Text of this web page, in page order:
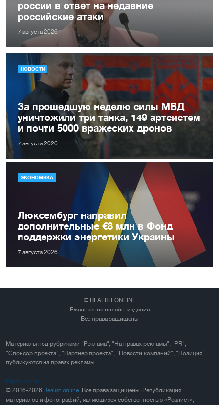
россии в ответ на недавние
российские атаки
7 августа 2026
НОВОСТИ
За прошедшую неделю силы МВД
уничтожили три танка, 149 артсистем
и почти 5000 вражеских дронов
7 августа 2026
ЭКОНОМИКА
Люксембург направил
дополнительные €8 млн в Фонд
поддержки энергетики Украины
7 августа 2026
© REALIST.ONLINE
Ежедневное онлайн-издание
Все права защищены
Материалы под рубриками "Реклама", "На правах рекламы", "PR",
"Спонсор проекта", "Партнер проекта", "Новости компаний", "Позиция"
публикуются на правах рекламы
Карта сайта
© 2016-2026 Realist.online. Все права защищены. Републикация
материалов и фотографий, являющихся собственностью «Реалист»,